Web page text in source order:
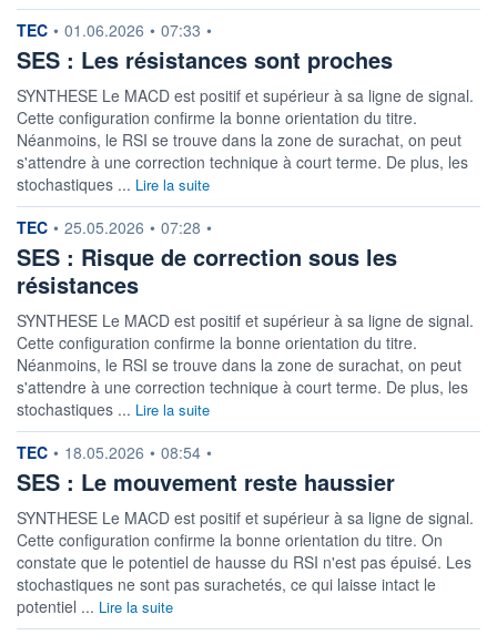
PROCHAIN
DIVIDENDE
-
ÉLIGIBILITÉ
Non éligible
Boursobank
+ PORTEFEUILLE + LISTE
information fournie par
TEC • 01.06.2026 • 07:33 •
SES : Les résistances sont proches
SYNTHESE Le MACD est positif et supérieur à sa ligne de signal.
Cette configuration confirme la bonne orientation du titre.
Néanmoins, le RSI se trouve dans la zone de surachat, on peut
s'attendre à une correction technique à court terme. De plus, les
stochastiques ... Lire la suite
information fournie par
TEC • 25.05.2026 • 07:28 •
SES : Risque de correction sous les
résistances
SYNTHESE Le MACD est positif et supérieur à sa ligne de signal.
Cette configuration confirme la bonne orientation du titre.
Néanmoins, le RSI se trouve dans la zone de surachat, on peut
s'attendre à une correction technique à court terme. De plus, les
stochastiques ... Lire la suite
information fournie par
TEC • 18.05.2026 • 08:54 •
SES : Le mouvement reste haussier
SYNTHESE Le MACD est positif et supérieur à sa ligne de signal.
Cette configuration confirme la bonne orientation du titre. On
constate que le potentiel de hausse du RSI n'est pas épuisé. Les
stochastiques ne sont pas surachetés, ce qui laisse intact le
potentiel ... Lire la suite